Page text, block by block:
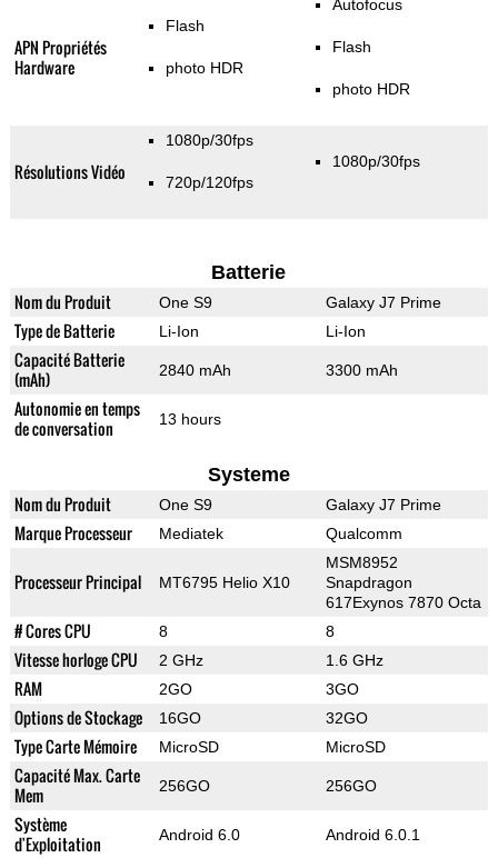
APN Propriétés
Hardware
Flash
photo HDR
Autofocus
Flash
photo HDR
Résolutions Vidéo
1080p/30fps
720p/120fps
1080p/30fps
Batterie
Nom du Produit One S9 Galaxy J7 Prime
Type de Batterie Li-Ion Li-Ion
Capacité Batterie
(mAh)
2840 mAh 3300 mAh
Autonomie en temps
de conversation
13 hours
Systeme
Nom du Produit One S9 Galaxy J7 Prime
Marque Processeur Mediatek Qualcomm
Processeur Principal MT6795 Helio X10
MSM8952
Snapdragon
617Exynos 7870 Octa
# Cores CPU 8 8
Vitesse horloge CPU 2 GHz 1.6 GHz
RAM 2GO 3GO
Options de Stockage 16GO 32GO
Type Carte Mémoire MicroSD MicroSD
Capacité Max. Carte
Mem
256GO 256GO
Système
d'Exploitation
Android 6.0 Android 6.0.1